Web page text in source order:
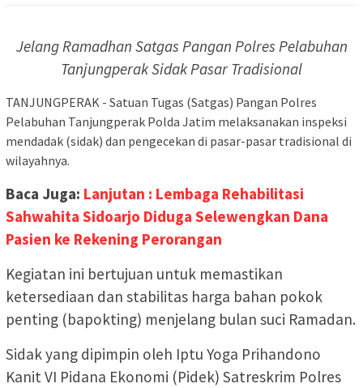
Jelang Ramadhan Satgas Pangan Polres Pelabuhan
Tanjungperak Sidak Pasar Tradisional
TANJUNGPERAK - Satuan Tugas (Satgas) Pangan Polres
Pelabuhan Tanjungperak Polda Jatim melaksanakan inspeksi
mendadak (sidak) dan pengecekan di pasar-pasar tradisional di
wilayahnya.
Baca Juga: Lanjutan : Lembaga Rehabilitasi
Sahwahita Sidoarjo Diduga Selewengkan Dana
Pasien ke Rekening Perorangan
Kegiatan ini bertujuan untuk memastikan
ketersediaan dan stabilitas harga bahan pokok
penting (bapokting) menjelang bulan suci Ramadan.
Sidak yang dipimpin oleh Iptu Yoga Prihandono
Kanit VI Pidana Ekonomi (Pidek) Satreskrim Polres